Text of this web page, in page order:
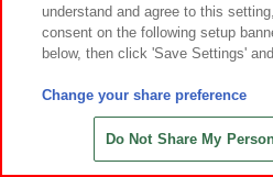
ポケットモンスター めちゃもふぐっ
2026年7月 7日～登場
understand and agree to this
consent on the following setup
below, then click 'Save Settings'
Change your share preference
Do Not Share My